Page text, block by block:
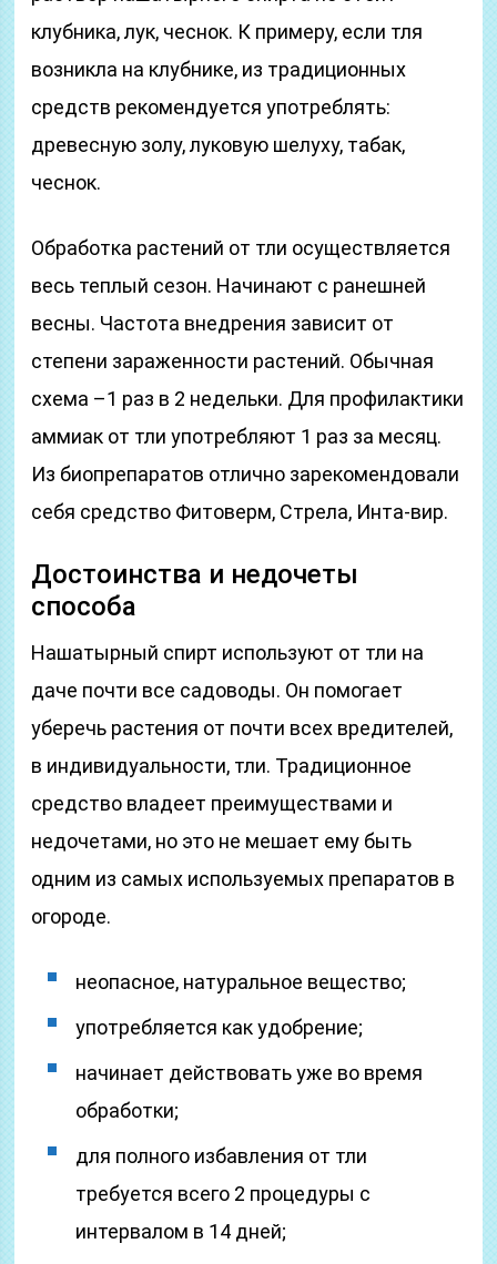
клубника, лук, чеснок. К примеру, если тля
возникла на клубнике, из традиционных
средств рекомендуется употреблять:
древесную золу, луковую шелуху, табак,
чеснок.
Обработка растений от тли осуществляется
весь теплый сезон. Начинают с ранешней
весны. Частота внедрения зависит от
степени зараженности растений. Обычная
схема –1 раз в 2 недельки. Для профилактики
аммиак от тли употребляют 1 раз за месяц.
Из биопрепаратов отлично зарекомендовали
себя средство Фитоверм, Стрела, Инта-вир.
Достоинства и недочеты
способа
Нашатырный спирт используют от тли на
даче почти все садоводы. Он помогает
уберечь растения от почти всех вредителей,
в индивидуальности, тли. Традиционное
средство владеет преимуществами и
недочетами, но это не мешает ему быть
одним из самых используемых препаратов в
огороде.
неопасное, натуральное вещество;
употребляется как удобрение;
начинает действовать уже во время
обработки;
для полного избавления от тли
требуется всего 2 процедуры с
интервалом в 14 дней;